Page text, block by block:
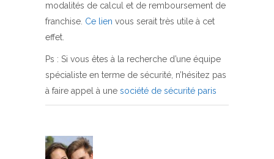
modalités de calcul et de remboursement de
franchise. Ce lien vous serait très utile à cet
effet.
Ps : Si vous êtes à la recherche d’une équipe
spécialiste en terme de sécurité, n’hésitez pas
à faire appel à une société de sécurité paris